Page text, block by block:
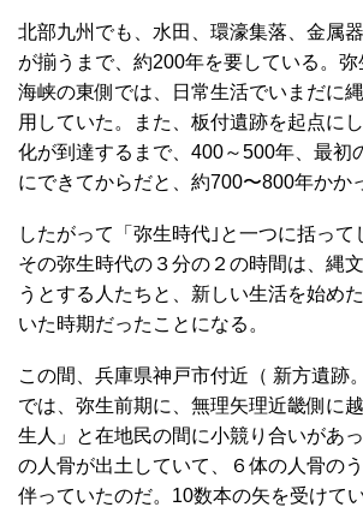
北部九州でも、水田、環濠集落、金属
が揃うまで、約200年を要している。
海峡の東側では、日常生活でいまだに
用していた。また、板付遺跡を起点に
化が到達するまで、400～500年、最初
にできてからだと、約700〜800年かか
したがって「弥生時代｣と一つに括って
その弥生時代の３分の２の時間は、縄
うとする人たちと、新しい生活を始め
いた時期だったことになる。
この間、兵庫県神戸市付近（ 新方遺跡
では、弥生前期に、無理矢理近畿側に
生人」と在地民の間に小競り合いがあ
の人骨が出土していて、６体の人骨の
伴っていたのだ。10数本の矢を受けてい